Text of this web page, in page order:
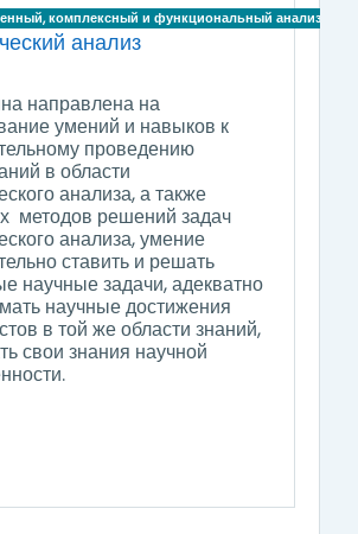
комплексный и функциональный анализ
анализ
направлена на
умений и навыков к
проведению
в области
анализа, а также
методов решений задач
анализа, умение
ставить и решать
научные задачи, адекватно
научные достижения
в той же области знаний,
свои знания научной